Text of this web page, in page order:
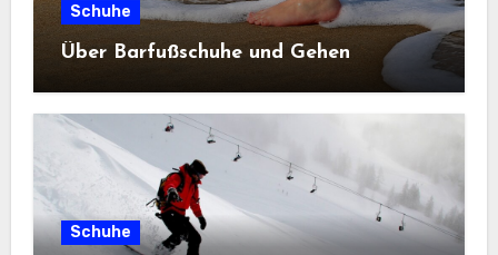
Schuhe
Über Barfußschuhe und Gehen
Schuhe